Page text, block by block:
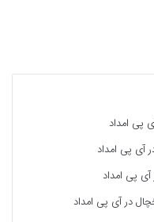
پی امداد
آی پی امداد
آی پی امداد
در آی پی امداد